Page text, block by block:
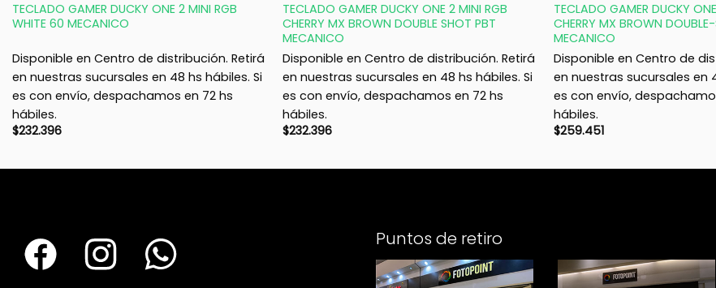
TECLADO GAMER DUCKY ONE 2 MINI RGB
WHITE 60 MECANICO
Disponible en Centro de distribución. Retirá
en nuestras sucursales en 48 hs hábiles. Si
es con envío, despachamos en 72 hs
hábiles.
$232.396
TECLADO GAMER DUCKY ONE 2 MINI RGB
CHERRY MX BROWN DOUBLE SHOT PBT
MECANICO
Disponible en Centro de distribución. Retirá
en nuestras sucursales en 48 hs hábiles. Si
es con envío, despachamos en 72 hs
hábiles.
$232.396
TECLADO GAMER DUCKY
CHERRY MX BROWN
MECANICO
Disponible en Centro de
en nuestras sucursales en
es con envío,
hábiles.
$259.451
Puntos de retiro